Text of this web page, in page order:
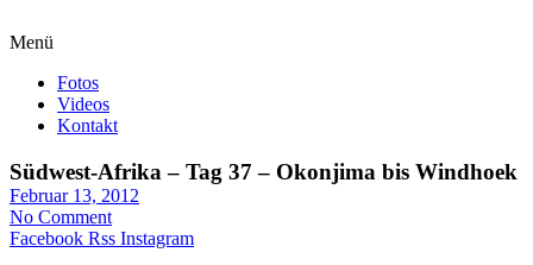
Menü
Fotos
Videos
Kontakt
Südwest-Afrika – Tag 37 – Okonjima bis Windhoek
Februar 13, 2012
No Comment
Facebook Rss Instagram